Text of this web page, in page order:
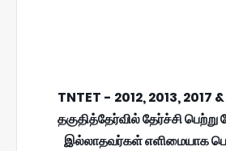
TNTET - 2012, 2013, 2017 &
தகுதித்தேர்வில் தேர்ச்சி பெற்று
இல்லாதவர்கள் எளிமையாக